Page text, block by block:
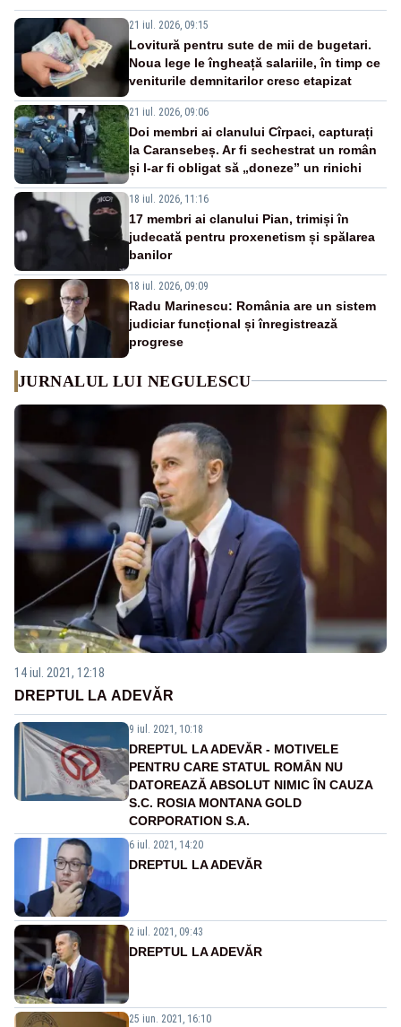
21 iul. 2026, 09:15
Lovitură pentru sute de mii de bugetari.
Noua lege le îngheață salariile, în timp ce
veniturile demnitarilor cresc etapizat
21 iul. 2026, 09:06
Doi membri ai clanului Cîrpaci, capturați
la Caransebeș. Ar fi sechestrat un român
și l-ar fi obligat să „doneze” un rinichi
18 iul. 2026, 11:16
17 membri ai clanului Pian, trimiși în
judecată pentru proxenetism și spălarea
banilor
18 iul. 2026, 09:09
Radu Marinescu: România are un sistem
judiciar funcțional și înregistrează
progrese
JURNALUL LUI NEGULESCU
14 iul. 2021, 12:18
DREPTUL LA ADEVĂR
9 iul. 2021, 10:18
DREPTUL LA ADEVĂR - MOTIVELE
PENTRU CARE STATUL ROMÂN NU
DATOREAZĂ ABSOLUT NIMIC ÎN CAUZA
S.C. ROSIA MONTANA GOLD
CORPORATION S.A.
6 iul. 2021, 14:20
DREPTUL LA ADEVĂR
2 iul. 2021, 09:43
DREPTUL LA ADEVĂR
25 iun. 2021, 16:10